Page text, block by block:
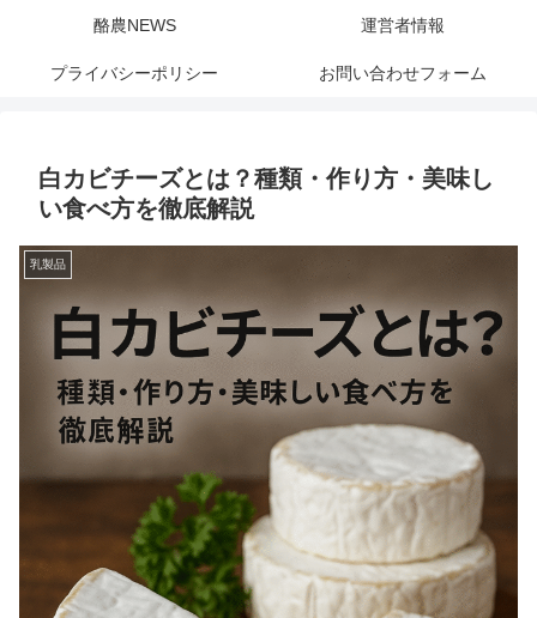
酪農NEWS 運営者情報
プライバシーポリシー お問い合わせフォーム
白カビチーズとは？種類・作り方・美味し
い食べ方を徹底解説
乳製品